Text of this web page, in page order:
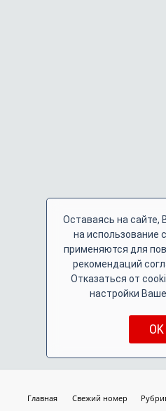
Главная Свежий номер
Оставаясь на сайте,
на использование
применяются для
рекомендаций
Отказаться от
настройки
OK